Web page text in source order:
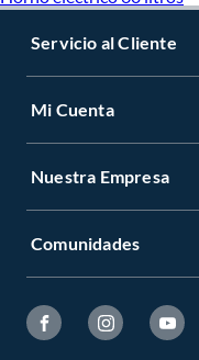
Servicio al Cliente
Mi Cuenta
Nuestra Empresa
Comunidades